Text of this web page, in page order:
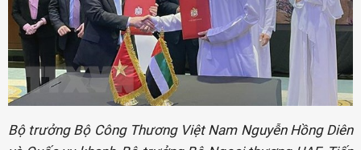
Bộ trưởng Bộ Công Thương Việt Nam Nguyễn Hồng Diên